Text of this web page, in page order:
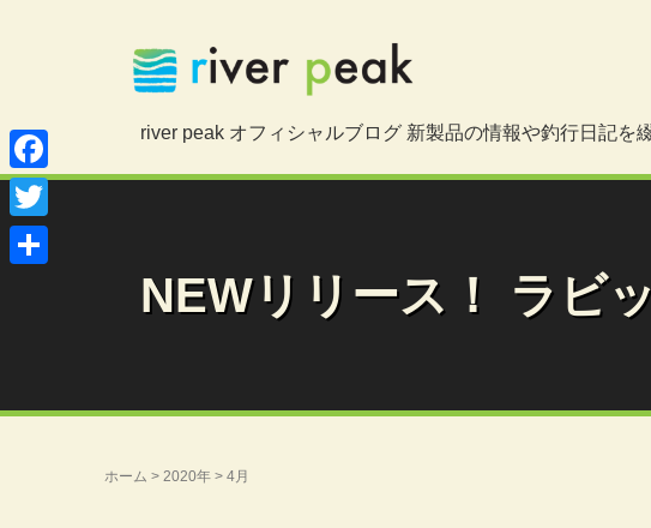
river peak オフィシャルブログ 新製品の情報や釣行日記を
NEWリリース！ ラビ
ホーム > 2020年 > 4月
Facebook
Twitter